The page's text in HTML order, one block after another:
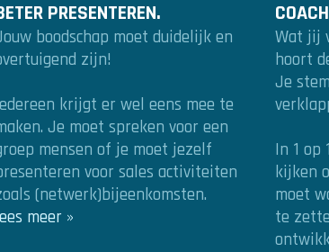
PRESENTEREN.
boodschap moet duidelijk en
zijn!
krijgt er wel eens mee te
Je moet spreken voor een
mensen of je moet jezelf
voor sales activiteiten
(netwerk)bijeenkomsten.
meer »
Wat jij
hoort
Je
In 1 op
kijken
moet
te